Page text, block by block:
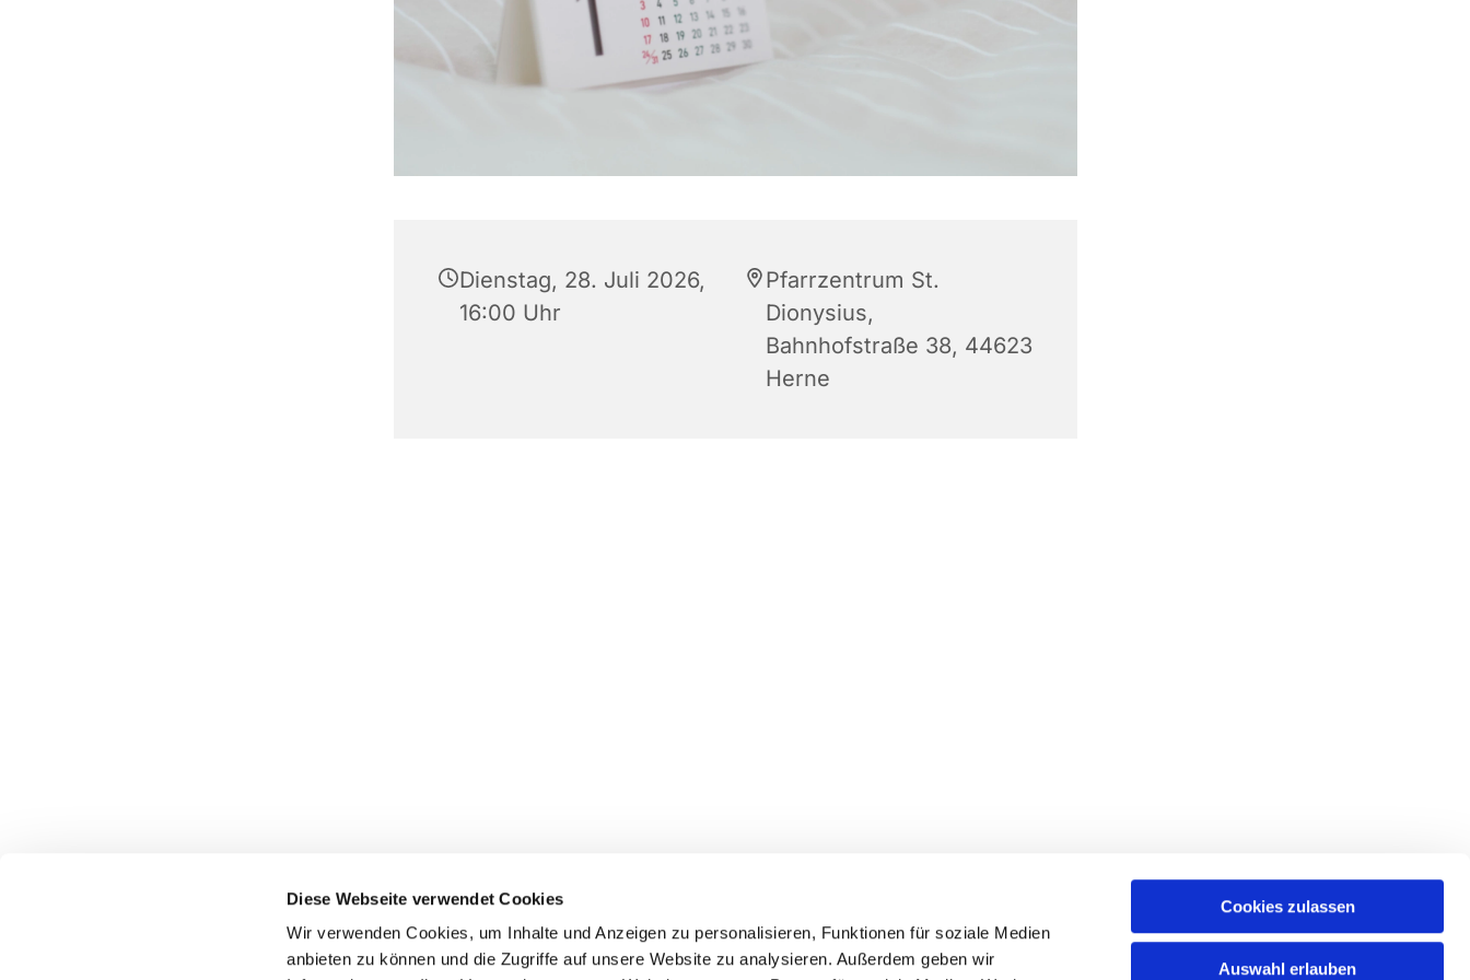
Diese Webseite verwendet Cookies
Wir verwenden Cookies, um Inhalte und Anzeigen zu personalisieren, Funktionen für soziale Medien
anbieten zu können und die Zugriffe auf unsere Website zu analysieren. Außerdem geben wir
Cookies zulassen
Auswahl erlauben
Dienstag, 28. Juli 2026,
16:00 Uhr
Pfarrzentrum St.
Dionysius,
Bahnhofstraße 38, 44623
Herne
Pfarrei St. Dionysius Herne